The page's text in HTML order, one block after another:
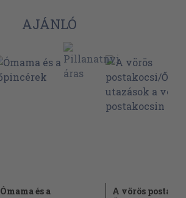
AJÁNLÓ
Ómama és a
A vörös